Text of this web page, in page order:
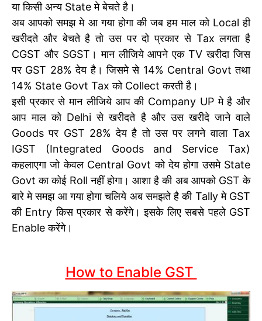
या किसी अन्य State मे बेचते है।
अब आपको समझ मे आ गया होगा की जब हम माल को Local ही
खरीदते और बेचते है तो उस पर दो प्रकार से Tax लगता है
CGST और SGST। मान लीजिये आपने एक TV खरीदा जिस
पर GST 28% देय है। जिसमे से 14% Central Govt तथा
14% State Govt Tax को Collect करती है।
इसी प्रकार से मान लीजिये आप की Company UP मे है और
आप माल को Delhi से खरीदते है और उस खरीदे जाने वाले
Goods पर GST 28% देय है तो उस पर लगने वाला Tax
IGST (Integrated Goods and Service Tax)
कहलाएगा जो केवल Central Govt को देय होगा उसमे State
Govt का कोई Roll नहीं होगा। आशा है की अब आपको GST के
बारे मे समझ आ गया होगा चलिये अब समझते है की Tally मे GST
की Entry किस प्रकार से करेंगे। इसके लिए सबसे पहले GST
Enable करेंगे।
How to Enable GST